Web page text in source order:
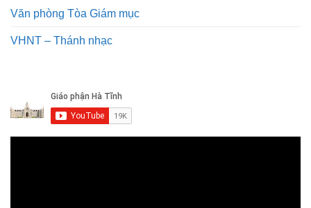
Văn phòng Tòa Giám mục
VHNT – Thánh nhạc